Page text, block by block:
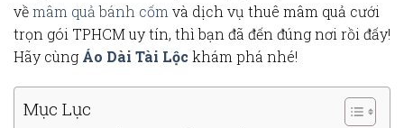
vềmâm quả bánh cốm và dịch vụ thuê mâm quả cưới
trọn gói TPHCMuy tín, thì bạn đã đến đúng nơi rồi đấy!
Hãy cùng Áo Dài Tài Lộc khám phá nhé!
Mục Lục